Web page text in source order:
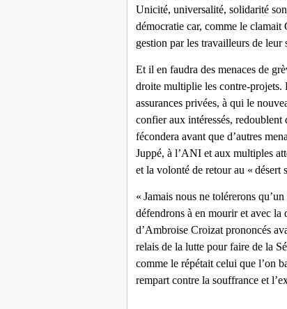
Unicité, universalité, solidarité
démocratie car, comme le clamait
gestion par les travailleurs de leur
Et il en faudra des menaces de
droite multiplie les contre-projets.
assurances privées, à qui le
confier aux intéressés, redoublent
fécondera avant que d’autres
Juppé, à l’ANI et aux multiples
et la volonté de retour au « désert
« Jamais nous ne tolérerons
défendrons à en mourir et avec la
d’Ambroise Croizat prononcés
relais de la lutte pour faire de la
comme le répétait celui que l’on
rempart contre la souffrance et